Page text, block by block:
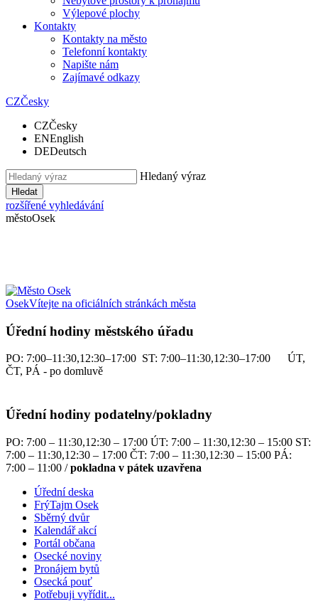
Výlepové plochy
Kontakty
Kontakty na město
Telefonní kontakty
Napište nám
Zajímavé odkazy
CZČesky
CZČesky
ENEnglish
DEDeutsch
Hledaný výraz
Hledat
rozšířené vyhledávání
městoOsek
OsekVítejte na oficiálních stránkách města
Úřední hodiny městského úřadu
PO: 7:00–11:30,12:30–17:00 ST: 7:00–11:30,12:30–17:00 ÚT,
ČT, PÁ - po domluvě
Úřední hodiny podatelny/pokladny
PO: 7:00 – 11:30,12:30 – 17:00 ÚT: 7:00 – 11:30,12:30 – 15:00 ST:
7:00 – 11:30,12:30 – 17:00 ČT: 7:00 – 11:30,12:30 – 15:00 PÁ:
7:00 – 11:00 /pokladna v pátek uzavřena
Úřední deska
FrýTajm Osek
Sběrný dvůr
Kalendář akcí
Portál občana
Osecké noviny
Pronájem bytů
Osecká pouť
Potřebuji vyřídit...